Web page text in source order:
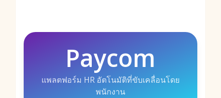
Paycom
แพลตฟอร์ม HR อัตโนมัติที่ขับเคลื่อนโดย
พนักงาน